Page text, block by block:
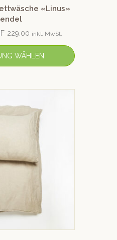
«Linus»
229.00 inkl. MwSt.
WÄHLEN